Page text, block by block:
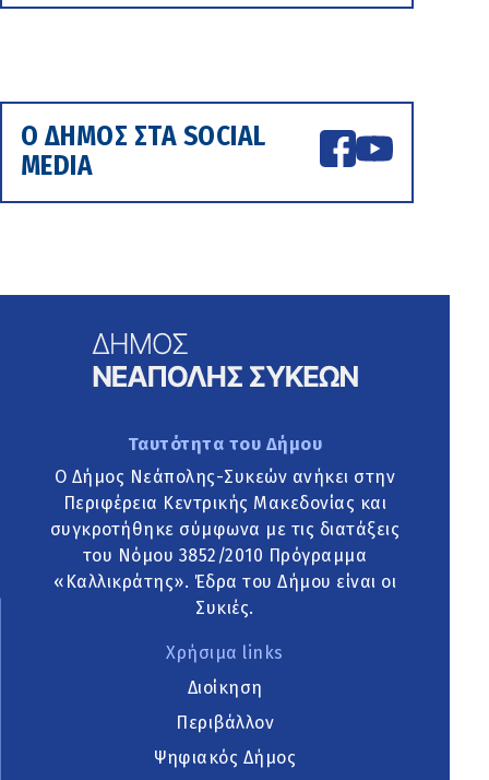
Ο ΔΗΜΟΣ ΣΤΑ SOCIAL
MEDIA
Ταυτότητα του Δήμου
Ο Δήμος Νεάπολης-Συκεών ανήκει στην
Περιφέρεια Κεντρικής Μακεδονίας και
συγκροτήθηκε σύμφωνα με τις διατάξεις
του Νόμου 3852/2010 Πρόγραμμα
«Καλλικράτης». Έδρα του Δήμου είναι οι
Συκιές.
Χρήσιμα links
Διοίκηση
Περιβάλλον
Ψηφιακός Δήμος